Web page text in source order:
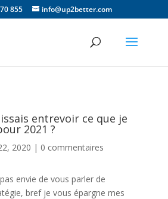
855 info@up2better.com
entrevoir ce que je
2021 ?
2020 | 0 commentaires
envie de vous parler de
bref je vous épargne mes